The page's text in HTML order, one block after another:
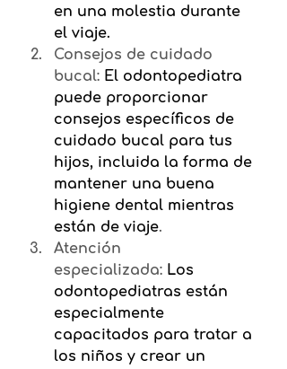
en una molestia durante
el viaje.
Consejos de cuidado
bucal: El odontopediatra
puede proporcionar
consejos específicos de
cuidado bucal para tus
hijos, incluida la forma de
mantener una buena
higiene dental mientras
están de viaje.
Atención
especializada: Los
odontopediatras están
especialmente
capacitados para tratar a
los niños y crear un